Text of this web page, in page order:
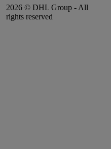
2026 © DHL Group - All
rights reserved